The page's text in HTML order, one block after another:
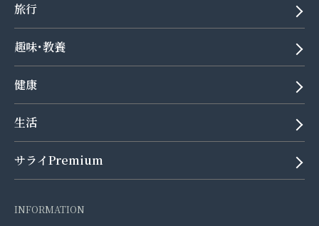
旅行
趣味･教養
健康
生活
サライPremium
INFORMATION